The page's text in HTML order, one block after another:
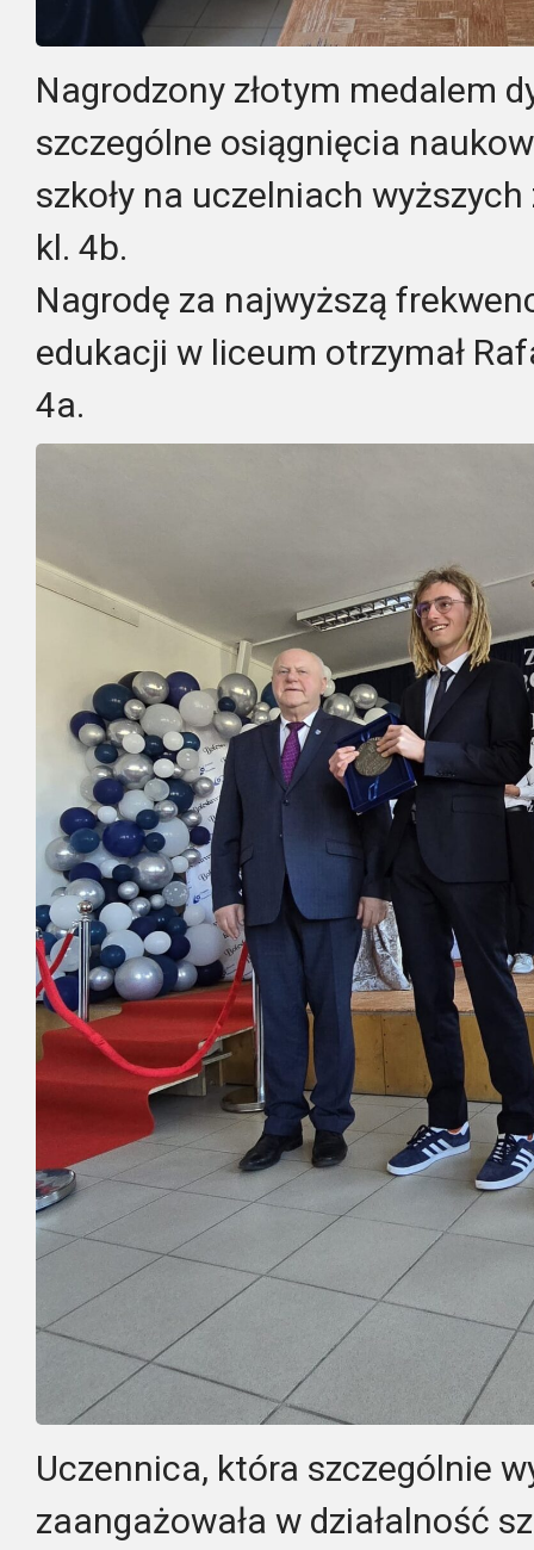
Nagrodzony złotym medalem
szczególne osiągnięcia
szkoły na uczelniach
kl. 4b.
Nagrodę za najwyższą
edukacji w liceum otrzymał
4a.
Uczennica, która szczególnie
zaangażowała w działalność